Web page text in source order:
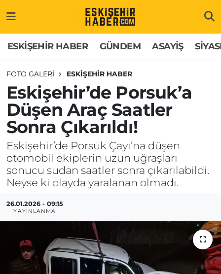
ESKİŞEHİR HABER GÜNDEM ASAYİŞ
FOTO GALERI ESKİŞEHİR HABER
Eskişehir’de Porsuk’a
Düşen Araç Saatler
Sonra Çıkarıldı!
Eskişehir’de Porsuk Çayı’na düşen
otomobil ekiplerin uzun uğraşları
sonucu sudan saatler sonra çıkarılabildi.
Neyse ki olayda yaralanan olmadı.
26.01.2026 - 09:15
YAYINLANMA
GÜNDEM
ASAYİŞ
SİYASET
EKONOMİ
SAĞLIK
EĞİTİM
SPOR
MAGAZİN
ESKİŞEHİRSPOR
Hakkımızda
İletişim
Künye
Odunpazarı Trafik Yoğunluk Haritası
Süper Lig Puan Durumu ve Fikstür
Tüm Manşetler
Son Dakika Haberleri
Haber Arşivi